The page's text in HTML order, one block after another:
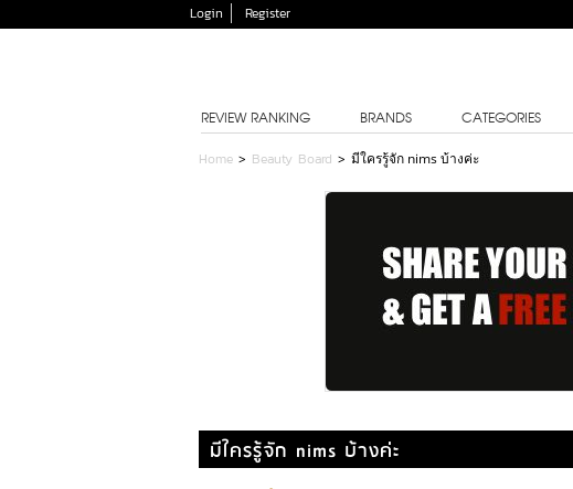
Login Register
REVIEW RANKING BRANDS CATEGORIES
Home > Beauty Board > มีใครรู้จัก nims บ้างค่ะ
มีใครรู้จัก nims บ้างค่ะ